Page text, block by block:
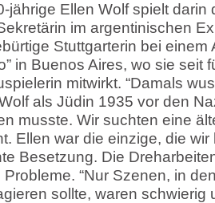
jährige Ellen Wolf spielt
im argentinischen
Stuttgarterin bei einem
in Buenos Aires, wo sie seit
mitwirkt. “Damals
als Jüdin 1935 vor den
musste. Wir suchten eine
Ellen war die einzige, die wir
Besetzung. Die
“Nur Szenen, in
sollte, waren schwierig